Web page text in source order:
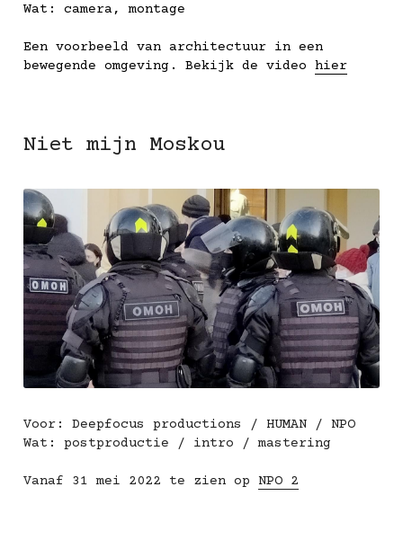
Wat: camera, montage
Een voorbeeld van architectuur in een
bewegende omgeving. Bekijk de video hier
Niet mijn Moskou
Voor: Deepfocus productions / HUMAN / NPO
Wat: postproductie / intro / mastering
Vanaf 31 mei 2022 te zien op NPO 2